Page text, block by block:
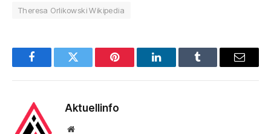
Theresa Orlikowski Wikipedia
FacebookTwitter Pinterest LinkedInTumblr Email
Aktuellinfo
Website